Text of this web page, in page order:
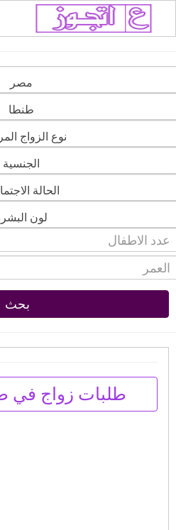
مصر
طنطا
نوع الزواج
الجنسية
الحالة
لون
بحث
طلبات زواج في